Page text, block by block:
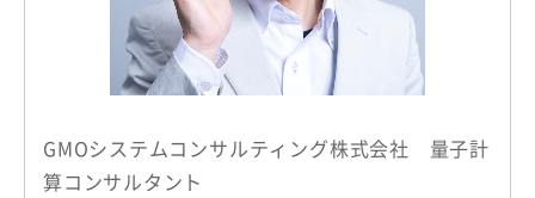
GMOシステムコンサルティング株式会社 量子計
算コンサルタント